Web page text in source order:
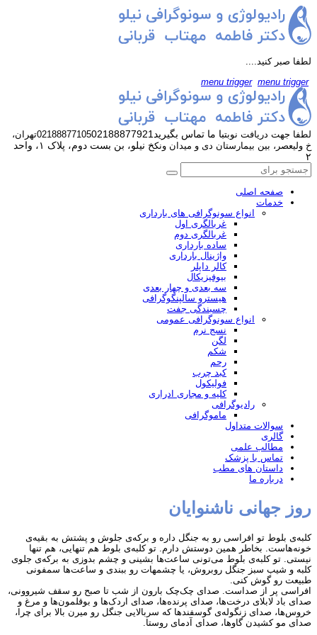
لطفا صبر کنید....
menu trigger menu trigger
لطفا جهت دریافت نوبتبا ما تماس بگیرید 0218887710502188877921
تهران،
خ ولیعصر، بین بیمارستان دی و میدان ونک
خ نیلو، بن بست دوم، پلاک ۱، واحد
۲
صفحه اصلی
خدمات
انواع سونوگرافی های بارداری
غربالگری اول
غربالگری دوم
ساده بارداری
واژینال بارداری
کالر داپلر
بیوفیزیکال
سه بعدی و چهار بعدی
هیسترو سالپنگوگرافی
چسبندگی جفت
انواع سونوگرافی عمومی
نسج نرم
لگن
شکم
رحم
کبد چرب
فولیکول
کلیه و مجاری ادراری
رادیوگرافی
ماموگرافی
سوالات متداول
گالری
مطالب علمی
تماس با پزشک
داستان های مطب
درباره ما
روز جهانی ناشنوایان
کلبه‌ی بلوط تو افراسی رو به جنگل داره و برکه‌ی جلوش و پشتش به بقیه‌ی
خونه‌هاست. بخاطر همین دوستش دارم. تو کلبه‌ی بلوط هم تنهایی، هم تنها
نیستی. تو کلبه‌ی بلوط می‌تونی ساعت‌ها بشینی و چشم بدوزی به برکه‌ی جلوی
کلبه و شیب سبز جنگل روبروش، یا چشمهات رو ببندی و ساعت‌ها سمفونی
طبیعت رو گوش کنی.
افراسی پر از صداست. صدای چک‌چک بارون از شب تا صبح رو سقف شیروونی،
صدای باد لابلای درخت‌ها، صدای پرنده‌ها، صدای اردک‌ها و بوقلمون‌ها و مرغ و
خروس‌ها، صدای زنگوله‌ی گوسفندها که سربالایی جنگل رو میرن بالا برای چرا،
صدای مو کشیدن گاوها، صدای آدمای روستا.